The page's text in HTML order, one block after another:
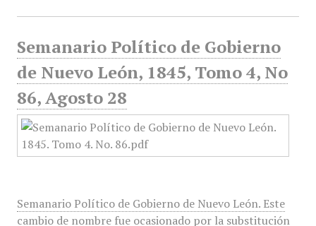
Semanario Político de Gobierno
de Nuevo León, 1845, Tomo 4, No
86, Agosto 28
Semanario Político de Gobierno de Nuevo León. Este
cambio de nombre fue ocasionado por la substitución